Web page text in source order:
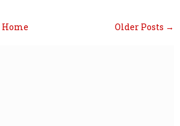
Older Posts →
Home